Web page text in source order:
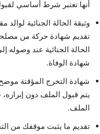
أنها تعتبر شرط أساسي
وثيقة الحالة الجنائية
تقديم شهادة حركة من
الحالة الجنائية عند وصوله
شهادة الوفاة.
شهادة التخرج المؤقتة
يتم قبول الملف دون
الملف.
تقديم ما يثبت موقفك من